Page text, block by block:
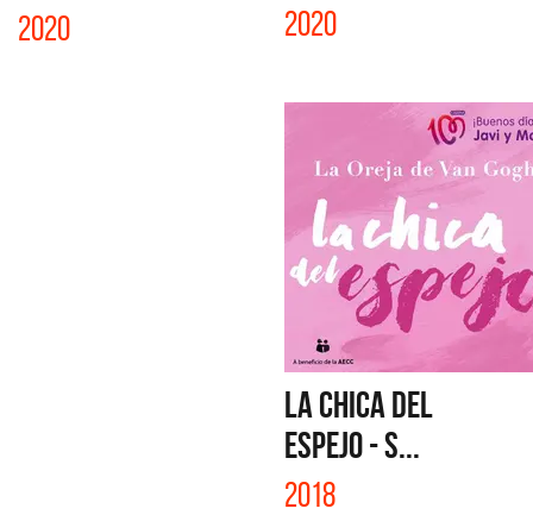
2020 2020
LA CHICA DEL
ESPEJO - S...
2018